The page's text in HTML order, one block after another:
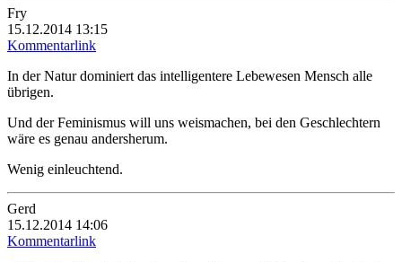
Fry
15.12.2014 13:15
Kommentarlink
In der Natur dominiert das intelligentere Lebewesen Mensch alle
übrigen.
Und der Feminismus will uns weismachen, bei den Geschlechtern
wäre es genau andersherum.
Wenig einleuchtend.
Gerd
15.12.2014 14:06
Kommentarlink